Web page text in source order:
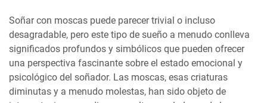
Soñar con moscas puede parecer trivial o incluso
desagradable, pero este tipo de sueño a menudo conlleva
significados profundos y simbólicos que pueden ofrecer
una perspectiva fascinante sobre el estado emocional y
psicológico del soñador. Las moscas, esas criaturas
diminutas y a menudo molestas, han sido objeto de